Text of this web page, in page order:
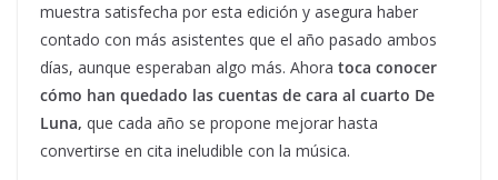
muestra satisfecha por esta edición y asegura haber
contado con más asistentes que el año pasado ambos
días, aunque esperaban algo más. Ahora toca conocer
cómo han quedado las cuentas de cara al cuarto De
Luna, que cada año se propone mejorar hasta
convertirse en cita ineludible con la música.